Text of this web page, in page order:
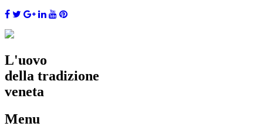
L'uovo
della tradizione
veneta
Menu